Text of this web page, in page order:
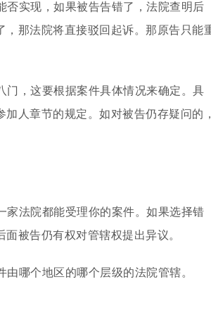
否实现，如果被告告错了，法院查明后
那法院将直接驳回起诉。那原告只能
门，这要根据案件具体情况来确定。具
人章节的规定。如对被告仍存疑问的
家法院都能受理你的案件。如果选择错
被告仍有权对管辖权提出异议。
哪个地区的哪个层级的法院管辖。